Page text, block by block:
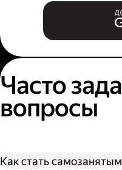
Часто
вопросы
Как стать